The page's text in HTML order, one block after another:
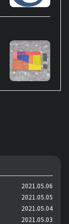
2021.05.06
2021.05.05
2021.05.04
2021.05.03